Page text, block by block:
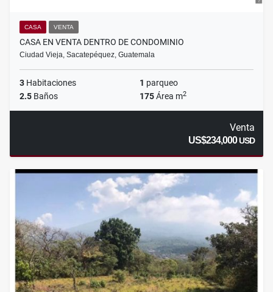
CASA VENTA
CASA EN VENTA DENTRO DE CONDOMINIO
Ciudad Vieja, Sacatepéquez, Guatemala
3 Habitaciones 1 parqueo
2.5 Baños 175Área m2
Venta
US$234,000USD